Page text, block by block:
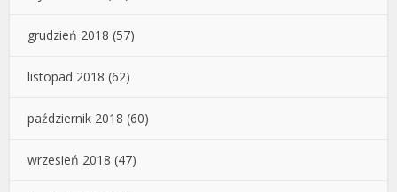
grudzień 2018 (57)
listopad 2018 (62)
październik 2018 (60)
wrzesień 2018 (47)